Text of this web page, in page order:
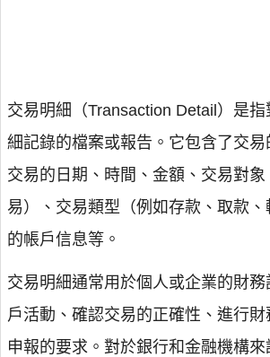
交易明細（Transaction Detail）是
細記錄的檔案或報告。它包含了交易
交易的日期、時間、金額、交易對
易）、交易類型（例如存款、取款
的帳戶信息等。
交易明細通常用於個人或企業的財
戶活動、確認交易的正確性、進行
申報的要求。對於銀行和金融機構